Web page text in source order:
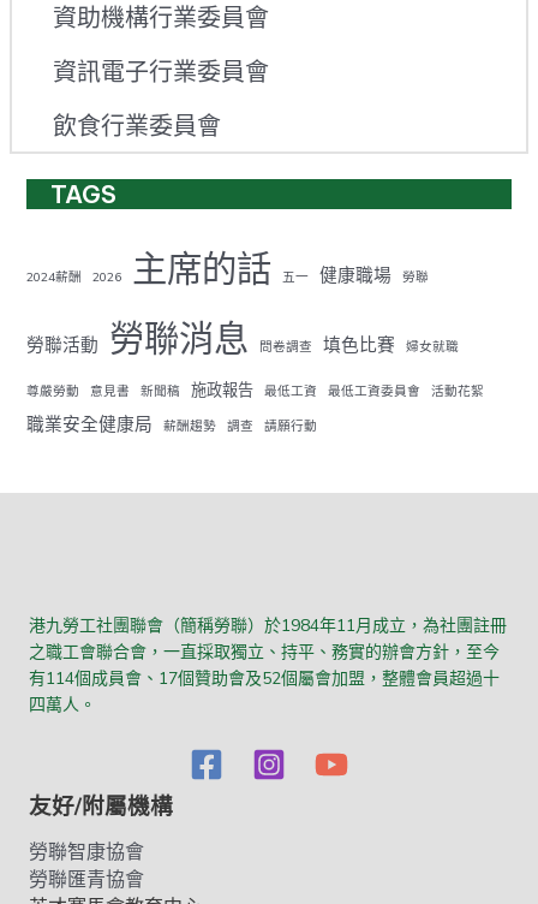
資助機構行業委員會
資訊電子行業委員會
飲食行業委員會
TAGS
2024薪酬 2026 主席的話 五一 健康職場 勞聯
勞聯活動 勞聯消息 問卷調查 填色比賽 婦女就職
尊嚴勞動 意見書 新聞稿 施政報告 最低工資 最低工資委員會 活動花絮
職業安全健康局 薪酬趨勢 調查 請願行動
港九勞工社團聯會（簡稱勞聯）於1984年11月成立，為社團註冊
之職工會聯合會，一直採取獨立、持平、務實的辦會方針，至今
有114個成員會、17個贊助會及52個屬會加盟，整體會員超過十
四萬人。
友好/附屬機構
勞聯智康協會
勞聯匯青協會